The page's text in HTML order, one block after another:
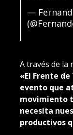
—
A través de la
«El Frente de
evento que
movimiento
necesita
productivos